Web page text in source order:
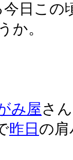
日この
か。
み屋さ
昨日 の